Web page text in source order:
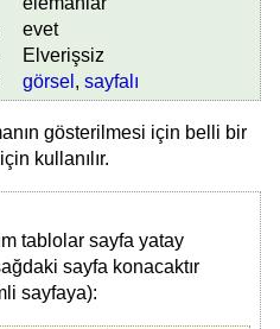
evet
Elverişsiz
görsel , sayfalı
gösterilmesi için belli bir
kullanılır.
tablolar sayfa yatay
sayfa konacaktır
sayfaya):